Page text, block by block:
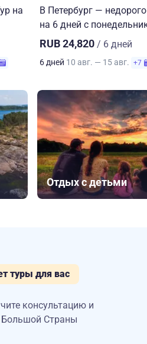
на
В Петербург —
на 6 дней с
RUB 24,820 / 6 дней
6 дней 10 авг. — 15 авг. +7
Отдых с детьми
туры для вас
консультацию и
Большой Страны